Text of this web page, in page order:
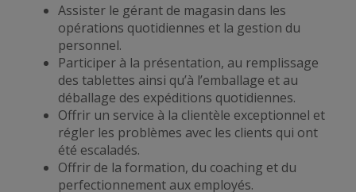
Assister le gérant de magasin dans les
opérations quotidiennes et la gestion du
personnel.
Participer à la présentation, au remplissage
des tablettes ainsi qu’à l’emballage et au
déballage des expéditions quotidiennes.
Offrir un service à la clientèle exceptionnel et
régler les problèmes avec les clients qui ont
été escaladés.
Offrir de la formation, du coaching et du
perfectionnement aux employés.